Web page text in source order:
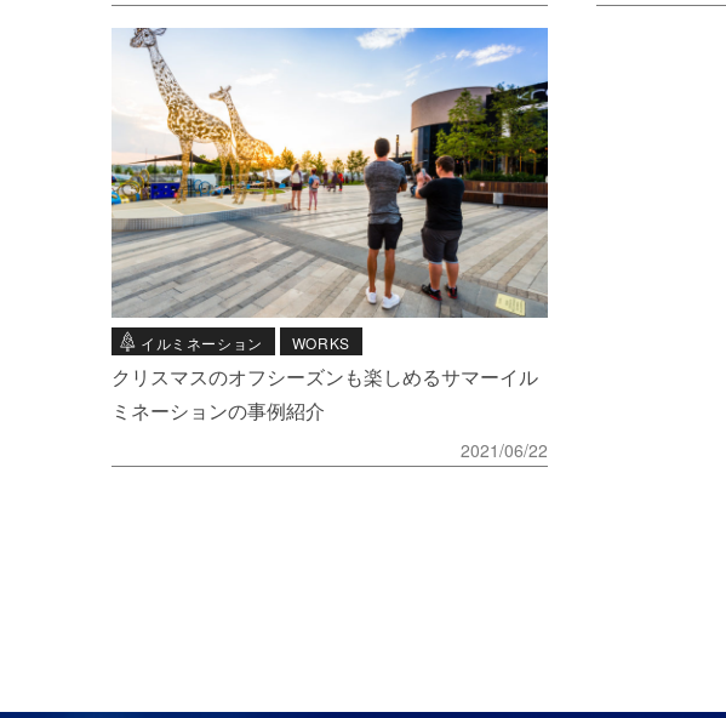
イルミネーション WORKS
クリスマスのオフシーズンも楽しめるサマーイル
ミネーションの事例紹介
2021/06/22